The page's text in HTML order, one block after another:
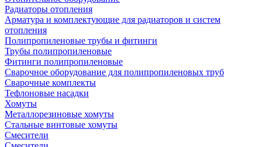
Радиаторы отопления
Арматура и комплектующие для радиаторов и систем
отопления
Полипропиленовые трубы и фитинги
Трубы полипропиленовые
Фитинги полипропиленовые
Сварочное оборудование для полипропиленовых труб
Сварочные комплекты
Тефлоновые насадки
Хомуты
Металлорезиновые хомуты
Стальные винтовые хомуты
Смесители